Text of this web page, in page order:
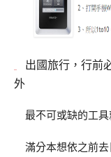
出國旅行，行前
外
最不可或缺的工具
滿分本想依之前去